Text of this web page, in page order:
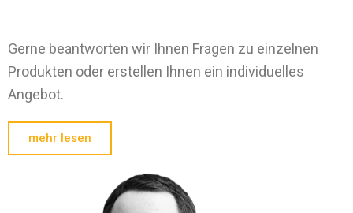
Gerne beantworten wir Ihnen Fragen zu einzelnen
Produkten oder erstellen Ihnen ein individuelles
Angebot.
mehr lesen